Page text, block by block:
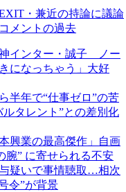
・兼近の持論に議論
メントの過去
神インター・誠子 ノー
になっちゃう」大好
半年で“仕事ゼロ”の苦
タレント”との差別化
興業の最高傑作」自画
腕” に寄せられる不安
疑いで事情聴取…相次
令”が背景